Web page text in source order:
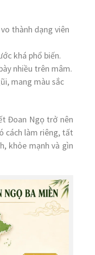
thành dạng viên
khá phổ biến.
nhiều trên mâm.
mang màu sắc
Đoan Ngọ trở nên
cách làm riêng, tất
khỏe mạnh và gìn